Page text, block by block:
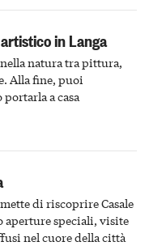
in Langa
natura tra pittura,
Alla fine, puoi
portarla a casa
di riscoprire Casale
aperture speciali, visite
nel cuore della città